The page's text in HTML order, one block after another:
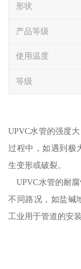
形状
产品等级
使用温度
等级
UPVC水管的强度
过程中，如遇到极
生变形或破裂。
UPVC水管的耐
不同路况，如盐碱
工业用于管道的安装